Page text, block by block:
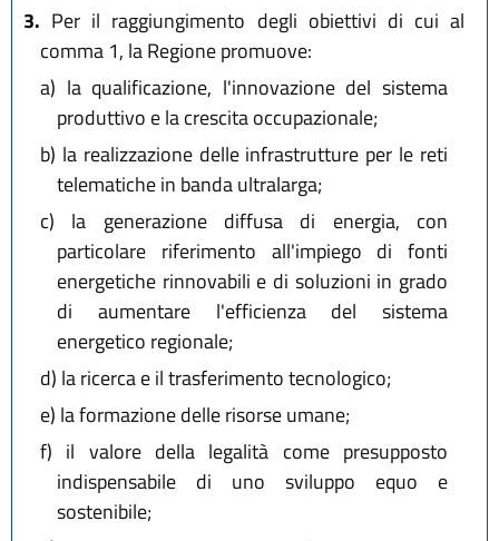
3. Per il raggiungimento degli obiettivi di cui al
comma 1, la Regione promuove:
a) la qualificazione, l'innovazione del sistema
produttivo e la crescita occupazionale;
b) la realizzazione delle infrastrutture per le reti
telematiche in banda ultralarga;
c) la generazione diffusa di energia, con
particolare riferimento all'impiego di fonti
energetiche rinnovabili e di soluzioni in grado
di aumentare l'efficienza del sistema
energetico regionale;
d) la ricerca e il trasferimento tecnologico;
e) la formazione delle risorse umane;
f) il valore della legalità come presupposto
indispensabile di uno sviluppo equo e
sostenibile;